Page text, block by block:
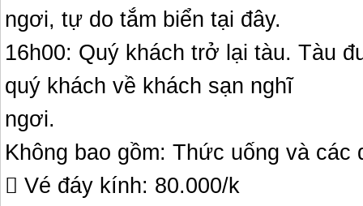
ngơi, tự do tắm biển tại đây.
16h00: Quý khách trở lại tàu. Tàu
quý khách về khách sạn nghĩ
ngơi.
Không bao gồm: Thức uống và các
 Vé đáy kính: 80.000/k